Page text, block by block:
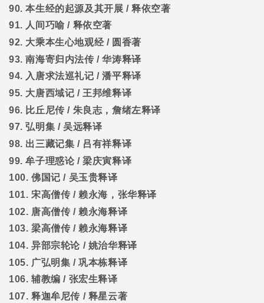
90.本生经的起源及其开展 /释依空著
91. 人间巧喻 / 释依空著
92. 大乘本生心地观经/ 圆香著
93.南海寄归内法传 /华涛释译
94. 入唐求法巡礼记 /潘平释译
95. 大唐西域记 / 王邦维释译
96. 比丘尼传 / 朱良志，詹绪左释译
97.弘明集 /吴远释译
98. 出三藏记集 / 吕有祥释译
99.牟子理惑论/梁庆寅释译
100. 佛国记 / 吴玉贵释译
101. 宋高僧传 / 赖永海，张华释译
102. 唐高僧传 / 赖永海释译
103. 梁高僧传 / 赖永海释译
104. 异部宗轮论 / 姚治华释译
105. 广弘明集 /巩本栋释译
106. 辅教编 / 张宏生释译
107. 释迦牟尼传 / 释星云著